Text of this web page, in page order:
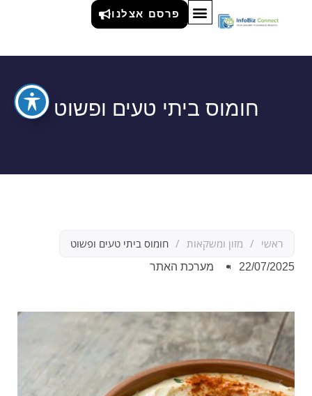
פרסם אצלנו
חומוס ביתי טעים ופשוט
ראשי / מזון ומשקאות / חומוס ביתי טעים ופשוט
22/07/2025 מערכת האתר